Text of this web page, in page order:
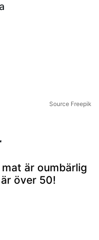
Source Freepik
mat är oumbärlig
över 50!